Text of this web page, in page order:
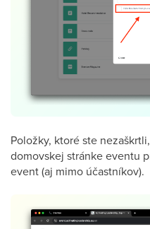
Položky, ktoré ste
domovskej stránke eventu
event (aj mimo účastníkov).